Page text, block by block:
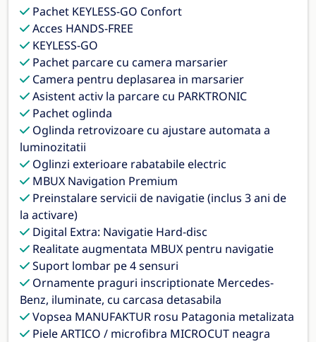
Pachet KEYLESS-GO Confort
Acces HANDS-FREE
KEYLESS-GO
Pachet parcare cu camera marsarier
Camera pentru deplasarea in marsarier
Asistent activ la parcare cu PARKTRONIC
Pachet oglinda
Oglinda retrovizoare cu ajustare automata a
luminozitatii
Oglinzi exterioare rabatabile electric
MBUX Navigation Premium
Preinstalare servicii de navigatie (inclus 3 ani de
la activare)
Digital Extra: Navigatie Hard-disc
Realitate augmentata MBUX pentru navigatie
Suport lombar pe 4 sensuri
Ornamente praguri inscriptionate Mercedes-
Benz, iluminate, cu carcasa detasabila
Vopsea MANUFAKTUR rosu Patagonia metalizata
Piele ARTICO / microfibra MICROCUT neagra